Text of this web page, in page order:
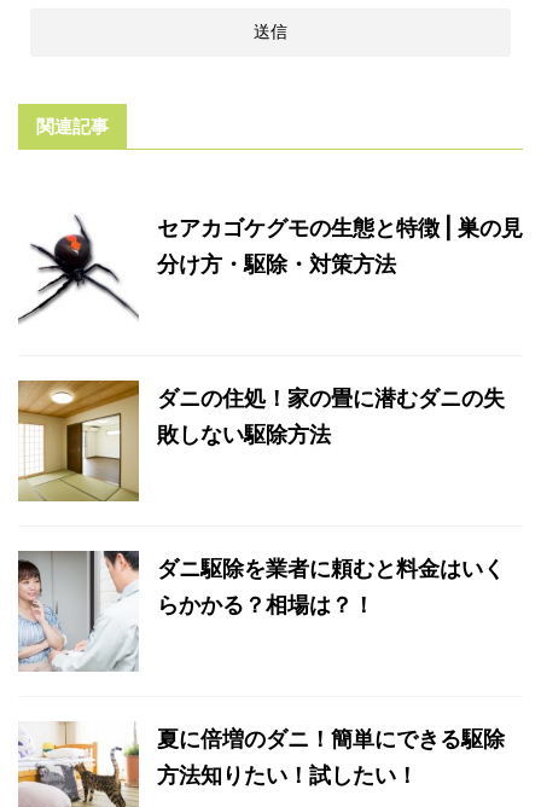
関連記事
セアカゴケグモの生態と特徴 | 巣の見
分け方・駆除・対策方法
ダニの住処！家の畳に潜むダニの失
敗しない駆除方法
ダニ駆除を業者に頼むと料金はいく
らかかる？相場は？！
夏に倍増のダニ！簡単にできる駆除
方法知りたい！試したい！